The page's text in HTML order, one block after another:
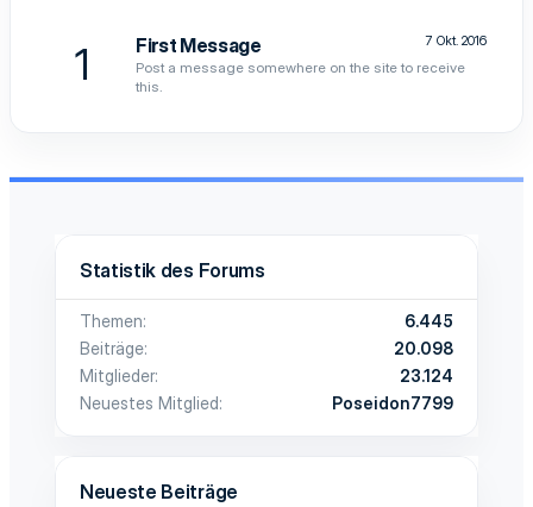
1 7 Okt. 2016
First Message
Post a message somewhere on the site to receive
this.
Statistik des Forums
Themen
6.445
Beiträge
20.098
Mitglieder
23.124
Neuestes Mitglied
Poseidon7799
Neueste Beiträge